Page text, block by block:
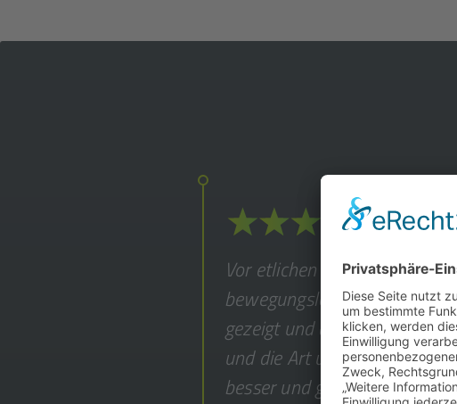
Vor etlichen Jahren bin ich
bewegungs­los im
gezeigt und den habe ich
und die Art und Weise wie
besser und glücklicher